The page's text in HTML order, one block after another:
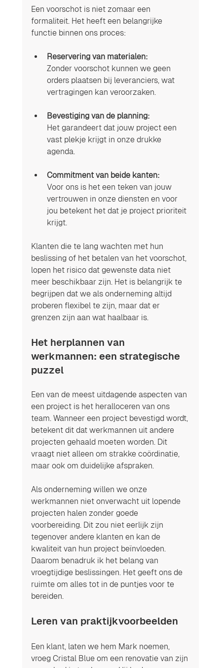
Een voorschot is niet zomaar een
formaliteit. Het heeft een belangrijke
functie binnen ons proces:
Reservering van materialen:
Zonder voorschot kunnen we geen
orders plaatsen bij leveranciers, wat
vertragingen kan veroorzaken.
Bevestiging van de planning:
Het garandeert dat jouw project een
vast plekje krijgt in onze drukke
agenda.
Commitment van beide kanten:
Voor ons is het een teken van jouw
vertrouwen in onze diensten en voor
jou betekent het dat je project prioriteit
krijgt.
Klanten die te lang wachten met hun
beslissing of het betalen van het voorschot,
lopen het risico dat gewenste data niet
meer beschikbaar zijn. Het is belangrijk te
begrijpen dat we als onderneming altijd
proberen flexibel te zijn, maar dat er
grenzen zijn aan wat haalbaar is.
Het herplannen van
werkmannen: een strategische
puzzel
Een van de meest uitdagende aspecten van
een project is het heralloceren van ons
team. Wanneer een project bevestigd wordt,
betekent dit dat werkmannen uit andere
projecten gehaald moeten worden. Dit
vraagt niet alleen om strakke coördinatie,
maar ook om duidelijke afspraken.
Als onderneming willen we onze
werkmannen niet onverwacht uit lopende
projecten halen zonder goede
voorbereiding. Dit zou niet eerlijk zijn
tegenover andere klanten en kan de
kwaliteit van hun project beïnvloeden.
Daarom benadruk ik het belang van
vroegtijdige beslissingen. Het geeft ons de
ruimte om alles tot in de puntjes voor te
bereiden.
Leren van praktijkvoorbeelden
Een klant, laten we hem Mark noemen,
vroeg Cristal Blue om een renovatie van zijn